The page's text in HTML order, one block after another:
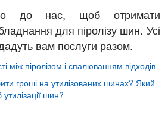
до нас, щоб отримати
для піролізу шин. Усі
вам послуги разом.
між піролізом і спалюванням відходів
гроші на утилізованих шинах? Який
шин?